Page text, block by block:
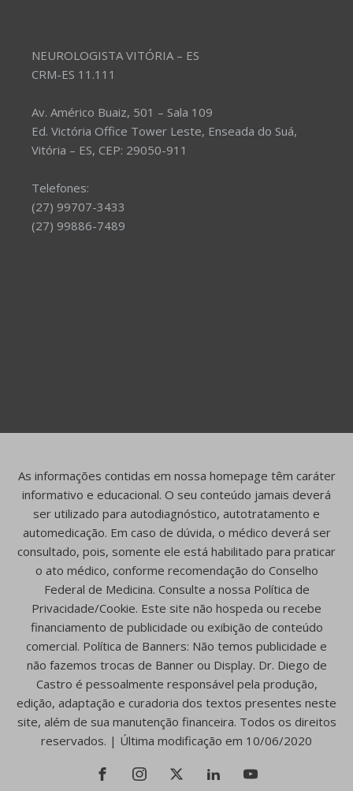
NEUROLOGISTA VITÓRIA – ES
CRM-ES 11.111
Av. Américo Buaiz, 501 – Sala 109
Ed. Victória Office Tower Leste, Enseada do Suá,
Vitória – ES, CEP: 29050-911
Telefones:
(27) 99707-3433
(27) 99886-7489
As informações contidas em nossa homepage têm caráter
informativo e educacional. O seu conteúdo jamais deverá
ser utilizado para autodiagnóstico, autotratamento e
automedicação. Em caso de dúvida, o médico deverá ser
consultado, pois, somente ele está habilitado para praticar
o ato médico, conforme recomendação do Conselho
Federal de Medicina. Consulte a nossa Política de
Privacidade/Cookie. Este site não hospeda ou recebe
financiamento de publicidade ou exibição de conteúdo
comercial. Política de Banners: Não temos publicidade e
não fazemos trocas de Banner ou Display. Dr. Diego de
Castro é pessoalmente responsável pela produção,
edição, adaptação e curadoria dos textos presentes neste
site, além de sua manutenção financeira. Todos os direitos
reservados. | Última modificação em 10/06/2020